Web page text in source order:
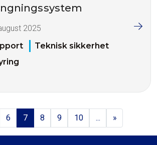
2025
Teknisk sikkerhet
6 7 8 9 10 ... »